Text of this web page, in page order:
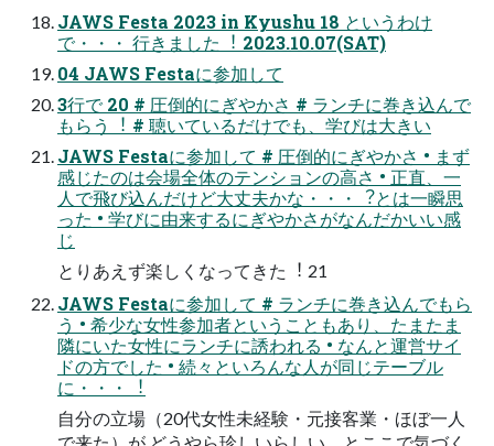
JAWS Festa 2023 in Kyushu 18 というわけ
で・・・ ⾏きました︕ 2023.10.07(SAT)
04 JAWS Festaに参加して
3⾏で 20 # 圧倒的にぎやかさ # ランチに巻き込んで
もらう︕ # 聴いているだけでも、学びは⼤きい
JAWS Festaに参加して # 圧倒的にぎやかさ • まず
感じたのは会場全体のテンションの⾼さ • 正直、⼀
⼈で⾶び込んだけど⼤丈夫かな・・・︖とは⼀瞬思
った • 学びに由来するにぎやかさがなんだかいい感
じ
とりあえず楽しくなってきた︕ 21
JAWS Festaに参加して # ランチに巻き込んでもら
う • 希少な⼥性参加者ということもあり、たまたま
隣にいた⼥性にランチに誘われる • なんと運営サイ
ドの⽅でした • 続々といろんな⼈が同じテーブル
に・・・︕
⾃分の⽴場（20代⼥性未経験・元接客業・ほぼ⼀⼈